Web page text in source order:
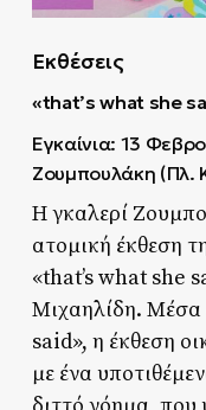
Εκθέσεις
«that’s what she
Εγκαίνια: 13
Ζουμπουλάκη (Πλ.
Η γκαλερί
ατομική έκθεση
«that’s what she
Μιχαηλίδη. Μέσα
said», η έκθεση
με ένα